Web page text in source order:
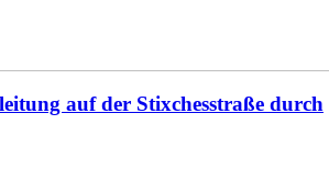
auf der Stixchesstraße durch